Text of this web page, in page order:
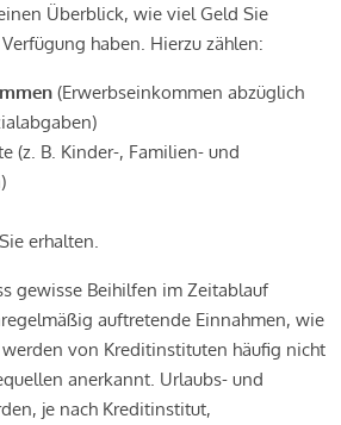
Überblick, wie viel Geld Sie
haben. Hierzu zählen:
(Erwerbseinkommen abzüglich
(z. B. Kinder-, Familien- und
erhalten.
gewisse Beihilfen im Zeitablauf
auftretende Einnahmen, wie
werden von Kreditinstituten häufig nicht
anerkannt. Urlaubs- und
je nach Kreditinstitut,